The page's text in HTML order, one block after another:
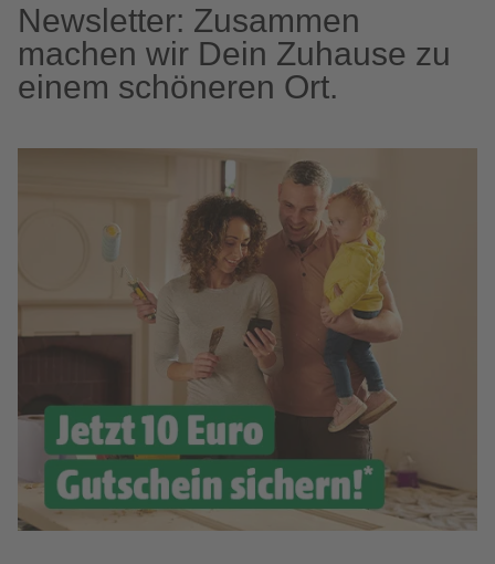
Newsletter: Zusammen
machen wir Dein Zuhause zu
einem schöneren Ort.